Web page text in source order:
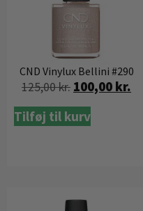
CND Vinylux Bellini #290
125,00kr. 100,00 kr.
Tilføj til kurv